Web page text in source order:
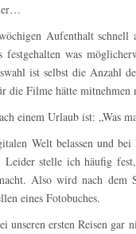
Aufenthalt
was
ist selbst die Anzahl
die Filme hätte mitnehmen
einem Urlaub ist: „Was
Welt belassen und
stelle ich häufig
Also wird nach dem
eines Fotobuches.
unseren ersten Reisen